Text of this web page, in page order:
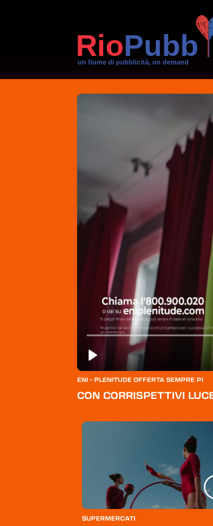
ENI - PLENITUDE OFFERTA SEMPRE PI
CON CORRISPETTIVI
SUPERMERCATI